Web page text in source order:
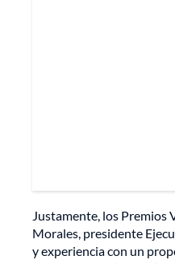
Justamente, los Premios
Morales, presidente
y experiencia con un